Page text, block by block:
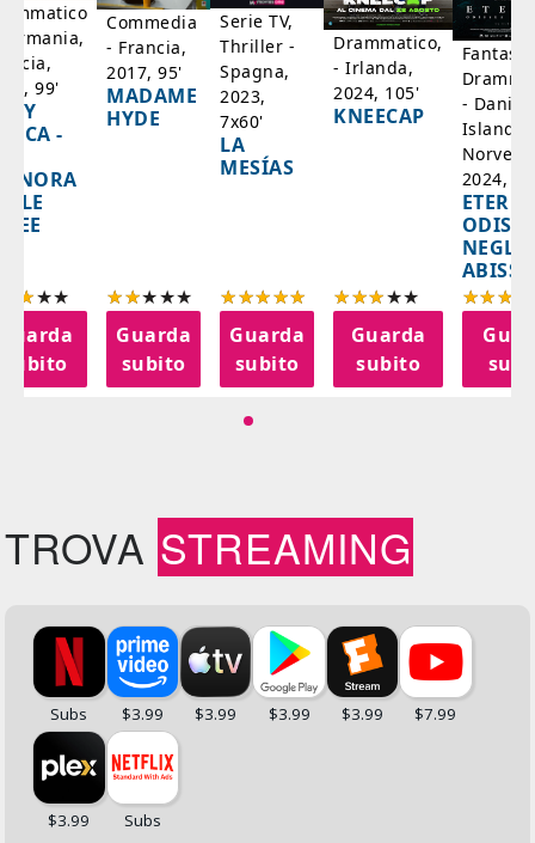
99'
-
subito
Commedia
- Francia,
2017, 95'
MADAME
HYDE
Guarda
subito
Serie TV,
Thriller -
Spagna,
2023,
7x60'
LA
MESÍAS
Guarda
subito
Drammatico,
- Irlanda,
2024, 105'
KNEECAP
Guarda
subito
-
Islanda,
2024,
NEGLI
ABISSI
TROVA STREAMING